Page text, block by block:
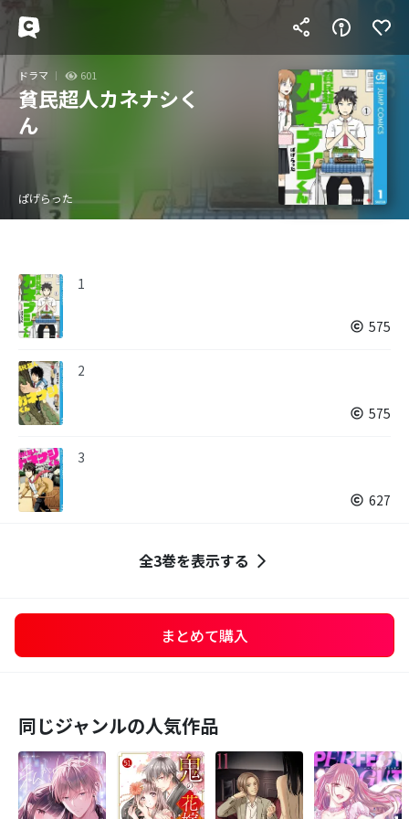
ドラマ 601
貧民超人カネナシく
ん
ぱげらった
1
575
2
575
3
627
全3巻を表示する
まとめて購入
同じジャンルの人気作品